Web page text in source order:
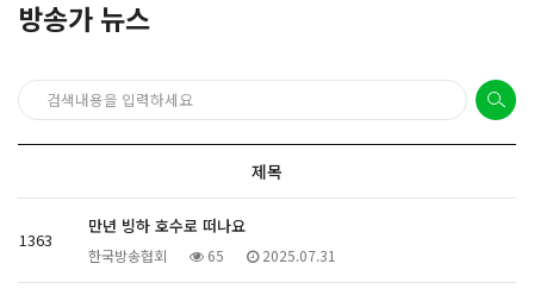
방송가 뉴스
제목
1363
만년 빙하 호수로 떠나요
한국방송협회 65 2025.07.31